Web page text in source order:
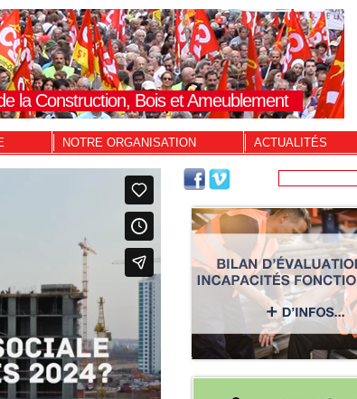
la Construction, Bois et Ameublement
NOTRE ORGANISATION ACTUALITÉS